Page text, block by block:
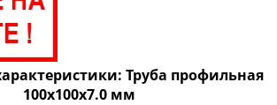
Труба профильная
100х100х7.0 мм